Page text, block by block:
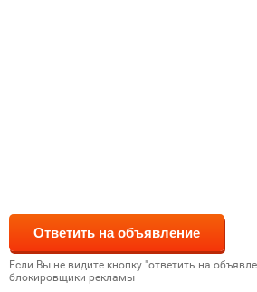
Если Вы не видите кнопку "ответить на
блокировщики рекламы